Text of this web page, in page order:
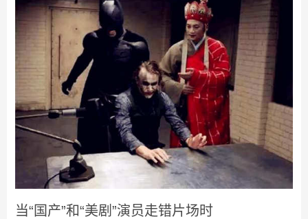
当“国产”和“美剧”演员走错片场时